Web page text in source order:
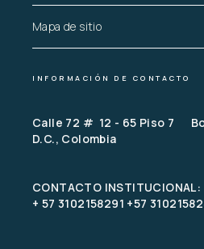
Mapa de sitio
INFORMACIÓN DE CONTACTO
Calle 72 #  12 - 65 Piso 7
D.C., Colombia
CONTACTO INSTITUCIONAL:
+ 57 3102158291 +57